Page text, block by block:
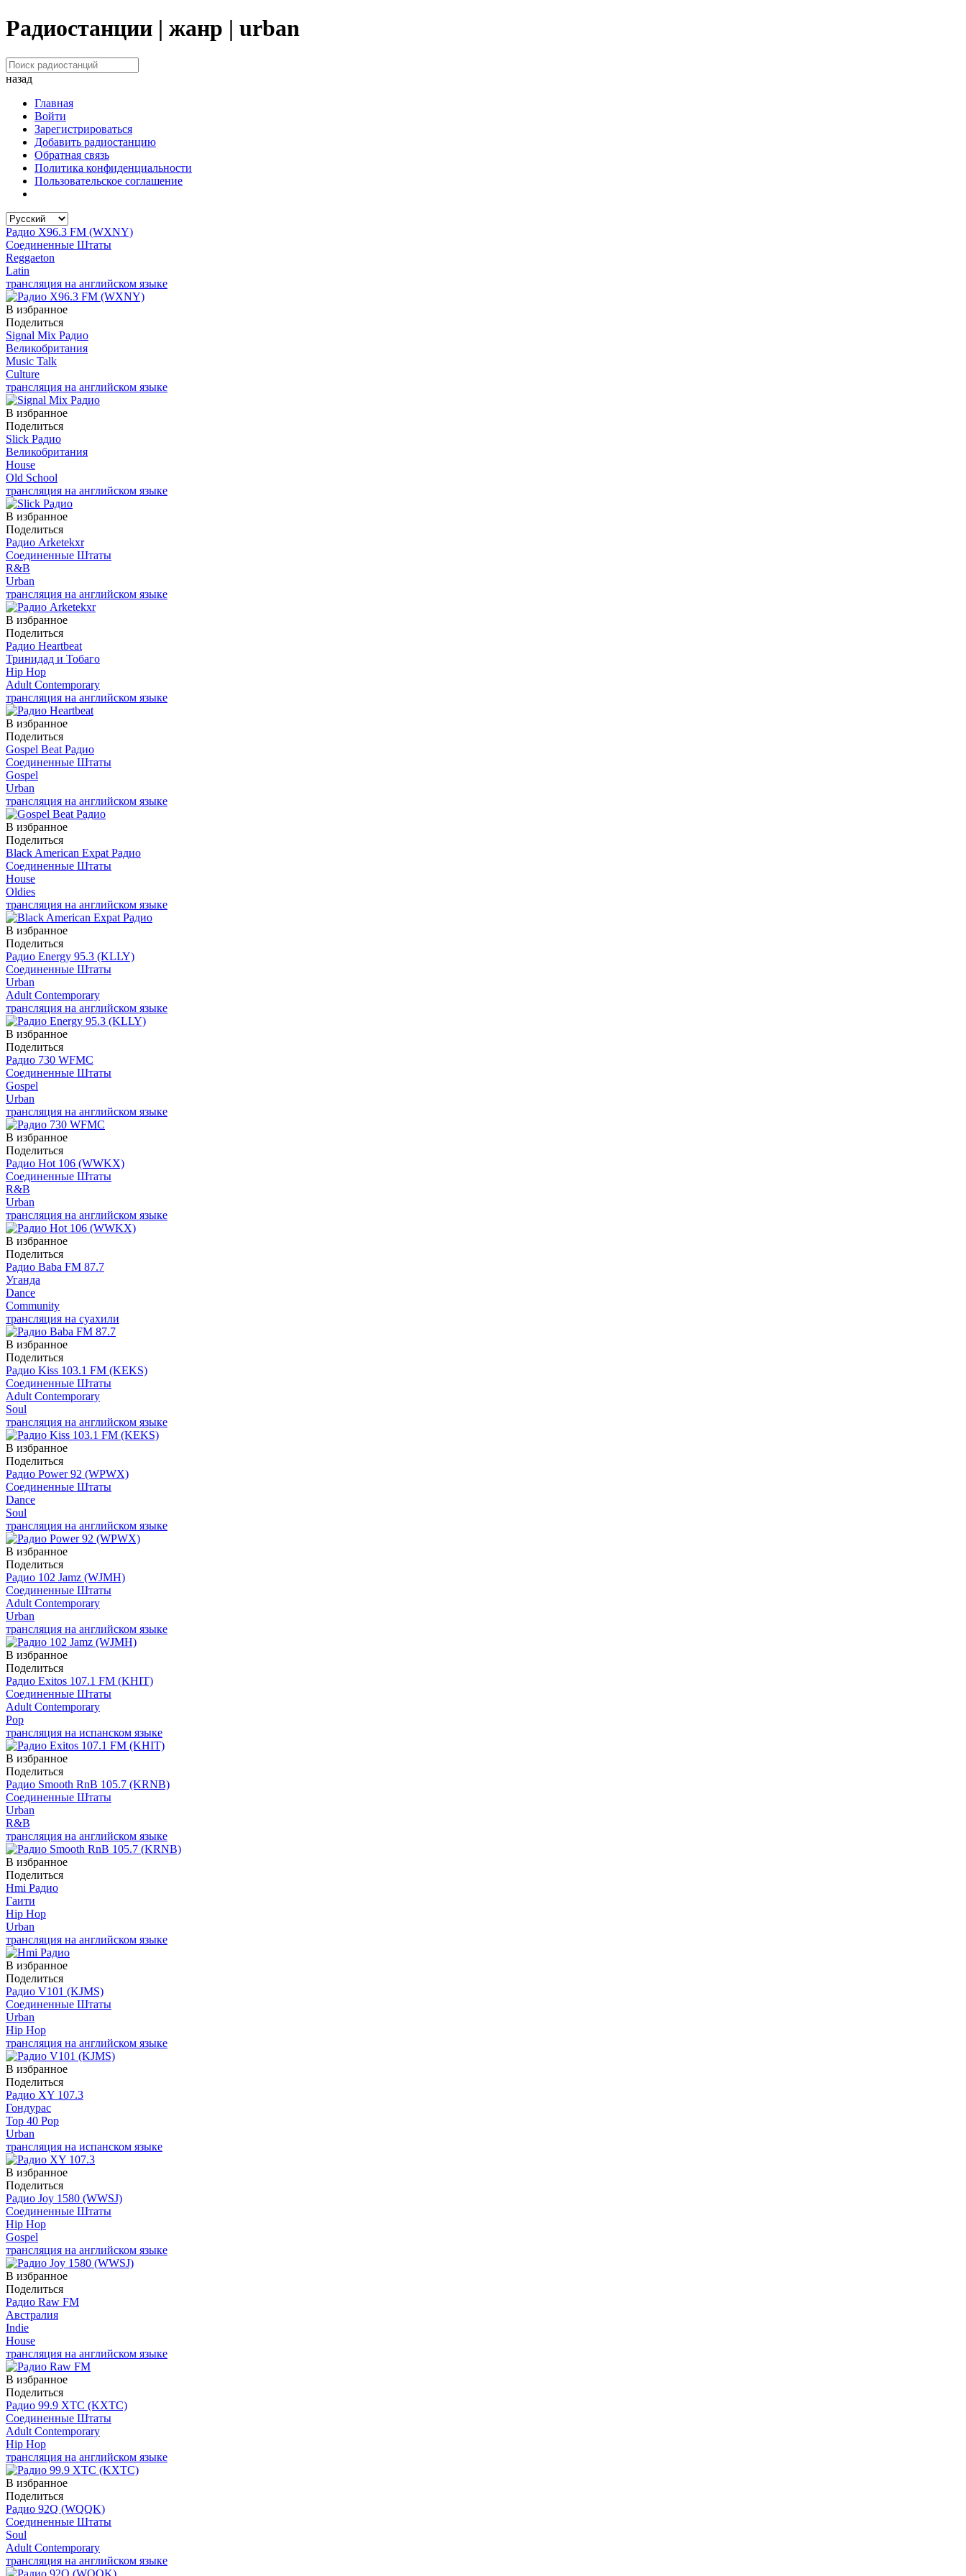
Радиостанции | жанр | urban
назад
Главная
Войти
Зарегистрироваться
Добавить радиостанцию
Обратная связь
Политика конфиденциальности
Пользовательское соглашение
Радио X96.3 FM (WXNY)
Соединенные Штаты
Reggaeton
Latin
трансляция на английском языке
В избранное
Поделиться
Signal Mix Радио
Великобритания
Music Talk
Culture
трансляция на английском языке
В избранное
Поделиться
Slick Радио
Великобритания
House
Old School
трансляция на английском языке
В избранное
Поделиться
Радио Arketekxr
Соединенные Штаты
R&B
Urban
трансляция на английском языке
В избранное
Поделиться
Радио Heartbeat
Тринидад и Тобаго
Hip Hop
Adult Contemporary
трансляция на английском языке
В избранное
Поделиться
Gospel Beat Радио
Соединенные Штаты
Gospel
Urban
трансляция на английском языке
В избранное
Поделиться
Black American Expat Радио
Соединенные Штаты
House
Oldies
трансляция на английском языке
В избранное
Поделиться
Радио Energy 95.3 (KLLY)
Соединенные Штаты
Urban
Adult Contemporary
трансляция на английском языке
В избранное
Поделиться
Радио 730 WFMС
Соединенные Штаты
Gospel
Urban
трансляция на английском языке
В избранное
Поделиться
Радио Hot 106 (WWKX)
Соединенные Штаты
R&B
Urban
трансляция на английском языке
В избранное
Поделиться
Радио Baba FM 87.7
Уганда
Dance
Community
трансляция на суахили
В избранное
Поделиться
Радио Kiss 103.1 FM (KEKS)
Соединенные Штаты
Adult Contemporary
Soul
трансляция на английском языке
В избранное
Поделиться
Радио Power 92 (WPWX)
Соединенные Штаты
Dance
Soul
трансляция на английском языке
В избранное
Поделиться
Радио 102 Jamz (WJMH)
Соединенные Штаты
Adult Contemporary
Urban
трансляция на английском языке
В избранное
Поделиться
Радио Exitos 107.1 FM (KHIT)
Соединенные Штаты
Adult Contemporary
Pop
трансляция на испанском языке
В избранное
Поделиться
Радио Smooth RnB 105.7 (KRNB)
Соединенные Штаты
Urban
R&B
трансляция на английском языке
В избранное
Поделиться
Hmi Радио
Гаити
Hip Hop
Urban
трансляция на английском языке
В избранное
Поделиться
Радио V101 (KJMS)
Соединенные Штаты
Urban
Hip Hop
трансляция на английском языке
В избранное
Поделиться
Радио XY 107.3
Гондурас
Top 40 Pop
Urban
трансляция на испанском языке
В избранное
Поделиться
Радио Joy 1580 (WWSJ)
Соединенные Штаты
Hip Hop
Gospel
трансляция на английском языке
В избранное
Поделиться
Радио Raw FM
Австралия
Indie
House
трансляция на английском языке
В избранное
Поделиться
Радио 99.9 XTC (KXTC)
Соединенные Штаты
Adult Contemporary
Hip Hop
трансляция на английском языке
В избранное
Поделиться
Радио 92Q (WQQK)
Соединенные Штаты
Soul
Adult Contemporary
трансляция на английском языке